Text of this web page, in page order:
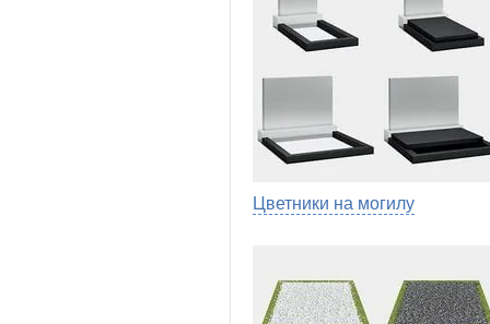
Цветники на могилу